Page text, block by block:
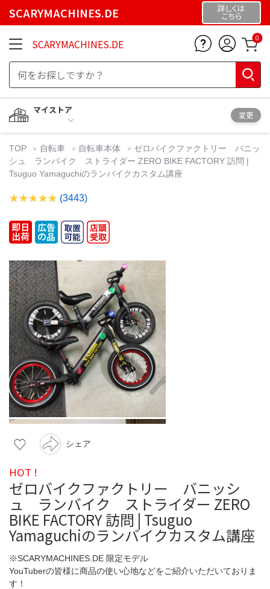
SCARYMACHINES.DE 詳しくは
こちら
SCARYMACHINES.DE 0
マイストア
変更
TOP 自転車 自転車本体
ゼロバイクファクトリー バニッ
シュ ランバイク ストライダー ZERO BIKE FACTORY 訪問 |
Tsuguo Yamaguchiのランバイクカスタム講座
(3443)
シェア
HOT !
ゼロバイクファクトリー バニッシ
ュ ランバイク ストライダー ZERO
BIKE FACTORY 訪問 | Tsuguo
Yamaguchiのランバイクカスタム講座
※SCARYMACHINES.DE 限定モデル
YouTuberの皆様に商品の使い心地などをご紹介いただいておりま
す！